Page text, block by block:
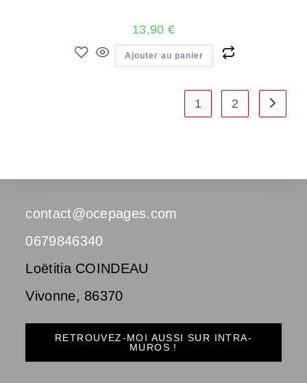
13,90 €
Ajouter au panier
1 2
contact@ocepages.com
0679846340
Loëtitia COINDEAU
Vivonne, 86370
RETROUVEZ-MOI AUSSI SUR INTRA-
MUROS !